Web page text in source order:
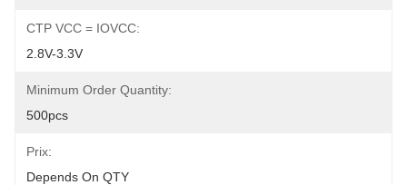
CTP VCC = IOVCC:
2.8V-3.3V
Minimum Order Quantity:
500pcs
Prix:
Depends On QTY